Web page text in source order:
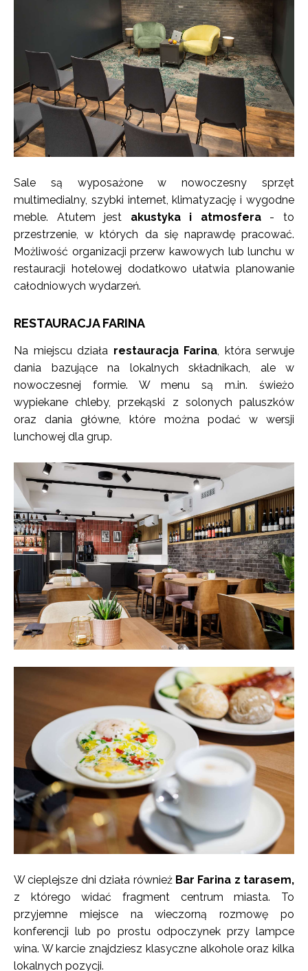
Sale są wyposażone w nowoczesny sprzęt
multimedialny, szybki internet, klimatyzację i wygodne
meble. Atutem jest akustyka i atmosfera- to
przestrzenie, w których da się naprawdę pracować.
Możliwość organizacji przerw kawowych lub lunchu w
restauracji hotelowej dodatkowo ułatwia planowanie
całodniowych wydarzeń.
RESTAURACJA FARINA
Na miejscu działa restauracja Farina, która serwuje
dania bazujące na lokalnych składnikach, ale w
nowoczesnej formie. W menu są m.in. świeżo
wypiekane chleby, przekąski z solonych paluszków
oraz dania główne, które można podać w wersji
lunchowej dla grup.
W cieplejsze dni działa również Bar Farina z tarasem,
z którego widać fragment centrum miasta. To
przyjemne miejsce na wieczorną rozmowę po
konferencji lub po prostu odpoczynek przy lampce
wina. W karcie znajdziesz klasyczne alkohole oraz kilka
lokalnych pozycji.